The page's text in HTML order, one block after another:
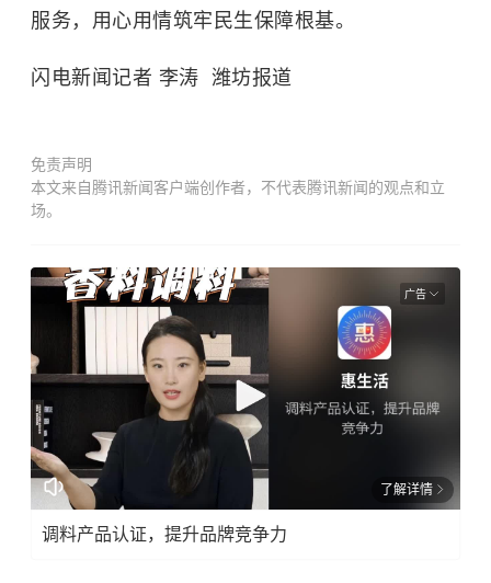
服务，用心用情筑牢民生保障根基。
闪电新闻记者 李涛 潍坊报道
免责声明
本文来自腾讯新闻客户端创作者，不代表腾讯新闻的观点和立
场。
广告
了解详情
调料产品认证，提升品牌竞争力